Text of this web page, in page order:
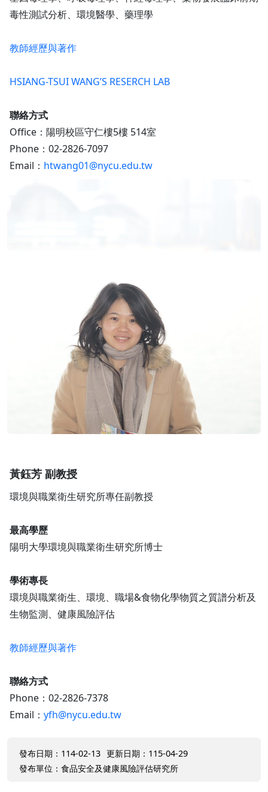
毒性測試分析、環境醫學、藥理學
教師經歷與著作
HSIANG-TSUI WANG’S RESERCH LAB
聯絡方式
Office：陽明校區守仁樓5樓 514室
Phone：02-2826-7097
Email： htwang01@nycu.edu.tw
黃鈺芳 副教授
環境與職業衛生研究所專任副教授
最高學歷
陽明大學環境與職業衛生研究所博士
學術專長
環境與職業衛生、環境、職場&食物化學物質之質譜分析及
生物監測、健康風險評估
教師經歷與著作
聯絡方式
Phone：02-2826-7378
Email： yfh@nycu.edu.tw
發布日期：114-02-13 更新日期：115-04-29
發布單位：食品安全及健康風險評估研究所